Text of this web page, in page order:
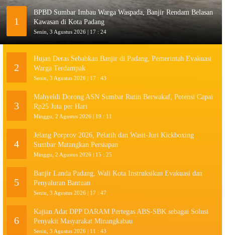
1
BPBD Sumbar Imbau Warga Waspada, Banjir Rendam Belasan
Kawasan di Kota Padang
Senin, 3 Agustus 2026 | 17 : 24
2
Hujan Deras Sebabkan Banjir di Padang, Pemerintah Evakuasi
Warga Terdampak
Senin, 3 Agustus 2026 | 17 : 43
3
Mahyeldi Dorong ASN Sumbar Rutin Berwakaf, Potensi Capai
Rp25 Juta per Hari
Minggu, 2 Agustus 2026 | 19 : 11
4
Jelang Porprov 2026, Pelatih dan Wasit-Juri Kickboxing
Sumbar Matangkan Persiapan
Minggu, 2 Agustus 2026 | 15 : 25
5
Banjir Landa Padang, Wali Kota Instruksikan Evakuasi dan
Penyaluran Bantuan
Senin, 3 Agustus 2026 | 17 : 47
6
Kajian Adat DPP DARAM Pertegas ABS-SBK sebagai Solusi
Penyakit Masyarakat Minangkabau
Senin, 3 Agustus 2026 | 11 : 43